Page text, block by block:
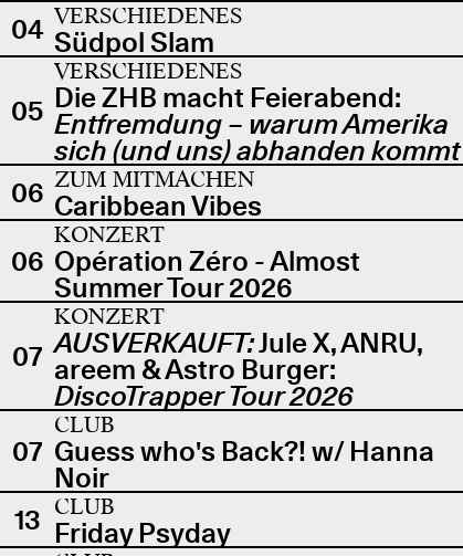
04 VERSCHIEDENES
Südpol Slam
05
VERSCHIEDENES
Die ZHB macht Feierabend:
Entfremdung – warum Amerika
sich (und uns) abhanden kommt
06 ZUM MITMACHEN
Caribbean Vibes
06
KONZERT
Opération Zéro - Almost
Summer Tour 2026
07
KONZERT
AUSVERKAUFT:Jule X, ANRU,
areem & Astro Burger:
DiscoTrapper Tour 2026
07
CLUB
Guess who's Back?! w/ Hanna
Noir
13 CLUB
Friday Psyday